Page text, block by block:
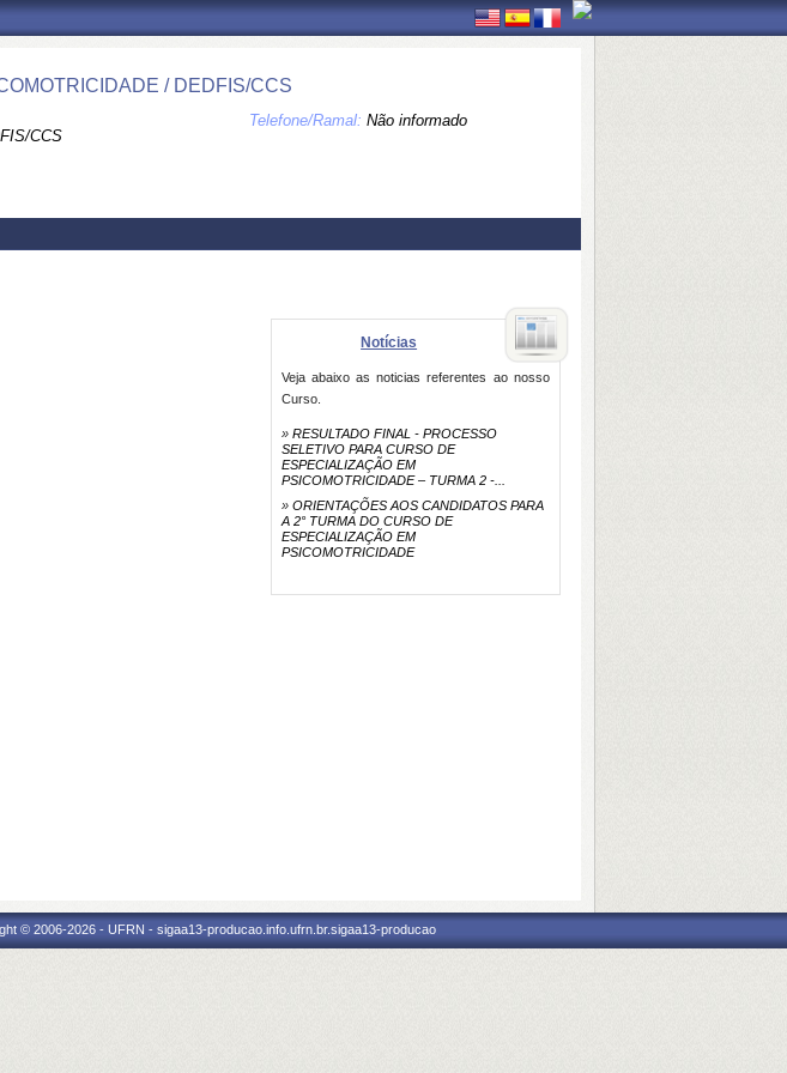
/ DEDFIS/CCS
CCS
Telefone/Ramal: Não informado
Notícias
Veja abaixo as noticias referentes ao nosso
Curso.
» RESULTADO FINAL - PROCESSO
SELETIVO PARA CURSO DE
ESPECIALIZAÇÃO EM
PSICOMOTRICIDADE – TURMA 2 -...
» ORIENTAÇÕES AOS CANDIDATOS PARA
A 2° TURMA DO CURSO DE
ESPECIALIZAÇÃO EM
PSICOMOTRICIDADE
© 2006-2026 - UFRN - sigaa13-producao.info.ufrn.br.sigaa13-producao